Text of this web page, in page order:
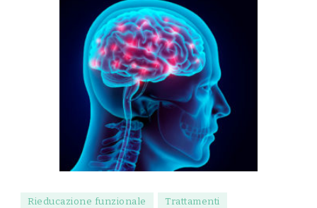
Rieducazione funzionale Trattamenti